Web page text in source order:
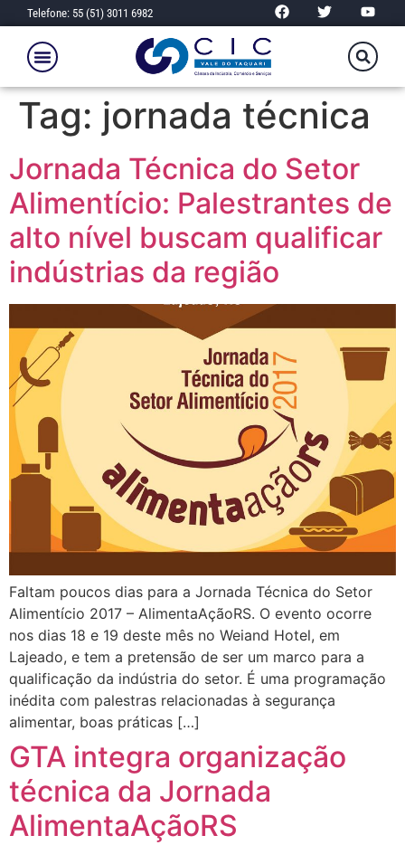
Telefone: 55 (51) 3011 6982
Tag: jornada técnica
Jornada Técnica do Setor
Alimentício: Palestrantes de
alto nível buscam qualificar
indústrias da região
Faltam poucos dias para a Jornada Técnica do Setor
Alimentício 2017 – AlimentaAçãoRS. O evento ocorre
nos dias 18 e 19 deste mês no Weiand Hotel, em
Lajeado, e tem a pretensão de ser um marco para a
qualificação da indústria do setor. É uma programação
inédita com palestras relacionadas à segurança
alimentar, boas práticas […]
GTA integra organização
técnica da Jornada
AlimentaAçãoRS